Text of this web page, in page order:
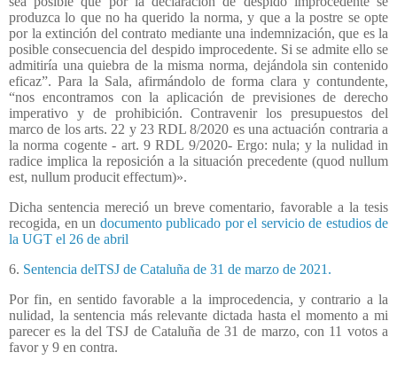
produzca lo que no ha querido la norma, y que a la postre se opte
por la extinción del contrato mediante una indemnización, que es la
posible consecuencia del despido improcedente. Si se admite ello se
admitiría una quiebra de la misma norma, dejándola sin contenido
eficaz”. Para la Sala, afirmándolo de forma clara y contundente,
“nos encontramos con la aplicación de previsiones de derecho
imperativo y de prohibición. Contravenir los presupuestos del
marco de los arts. 22 y 23 RDL 8/2020 es una actuación contraria a
la norma cogente - art. 9 RDL 9/2020- Ergo: nula; y la nulidad in
radice implica la reposición a la situación precedente (quod nullum
est, nullum producit effectum)».
Dicha sentencia mereció un breve comentario, favorable a la tesis
recogida, en un documento publicado por el servicio de estudios de
la UGT el 26 de abril
6. Sentencia delTSJ de Cataluña de 31 de marzo de 2021.
Por fin, en sentido favorable a la improcedencia, y contrario a la
nulidad, la sentencia más relevante dictada hasta el momento a mi
parecer es la del TSJ de Cataluña de 31 de marzo, con 11 votos a
favor y 9 en contra.